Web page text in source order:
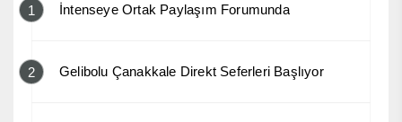
1 İntenseye Ortak Paylaşım Forumunda
2 Gelibolu Çanakkale Direkt Seferleri Başlıyor